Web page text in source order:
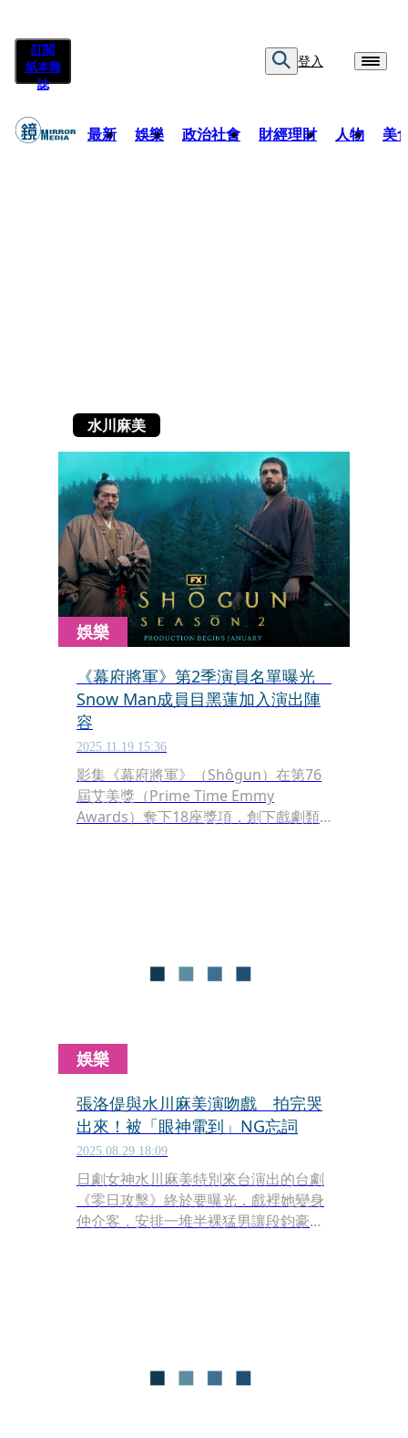
訂閱
紙本雜
誌
登入
最新 娛樂 政治社會 財經理財 人物 美
水川麻美
娛樂
《幕府將軍》第2季演員名單曝光
Snow Man成員目黑蓮加入演出陣
容
2025.11.19 15:36
影集《幕府將軍》（Shôgun）在第76
屆艾美獎（Prime Time Emmy
Awards）奪下18座獎項，創下戲劇類
娛樂
張洛偍與水川麻美演吻戲 拍完哭
出來！被「眼神電到」NG忘詞
2025.08.29 18:09
日劇女神水川麻美特別來台演出的台劇
《零日攻擊》終於要曝光，戲裡她變身
仲介客，安排一堆半裸猛男讓段鈞豪摸